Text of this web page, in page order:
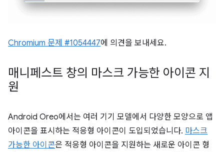
Chromium 문제 #1054447에 의견을 보내세요.
매니페스트 창의 마스크 가능한 아이콘 지
원
Android Oreo에서는 여러 기기 모델에서 다양한 모양으로 앱
아이콘을 표시하는 적응형 아이콘이 도입되었습니다. 마스크
가능한 아이콘은 적응형 아이콘을 지원하는 새로운 아이콘 형